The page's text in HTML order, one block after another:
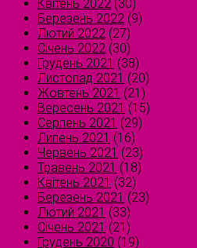
Квітень 2022 (30)
Березень 2022 (9)
Лютий 2022 (27)
Січень 2022 (30)
Грудень 2021 (38)
Листопад 2021 (20)
Жовтень 2021 (21)
Вересень 2021 (15)
Серпень 2021 (29)
Липень 2021 (16)
Червень 2021 (23)
Травень 2021 (18)
Квітень 2021 (32)
Березень 2021 (23)
Лютий 2021 (33)
Січень 2021 (21)
Грудень 2020 (19)